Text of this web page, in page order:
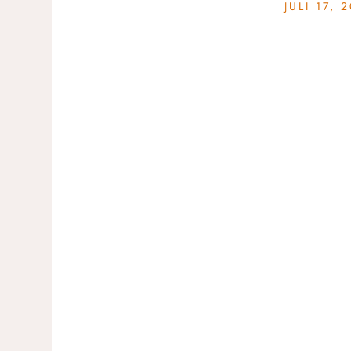
JULI 17,